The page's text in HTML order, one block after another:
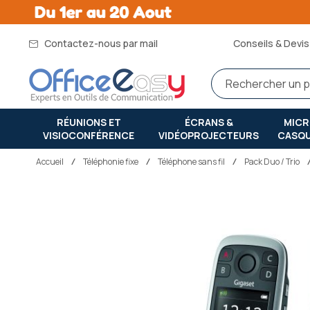
Contactez-nous par mail Conseils &
RÉUNIONS ET
VISIOCONFÉRENCE
ÉCRANS &
VIDÉOPROJECTEURS
Accueil téléphonie fixe Téléphone sans fil Pack Duo / Trio